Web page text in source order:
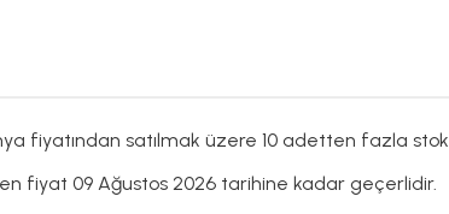
fiyatından satılmak üzere 10 adetten fazla
fiyat 09 Ağustos 2026 tarihine kadar geçerlidir.